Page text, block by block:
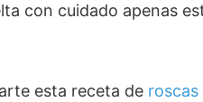
esta receta de roscas